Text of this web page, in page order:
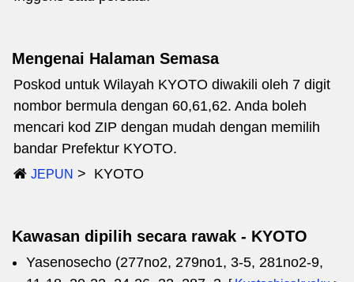
Mengenai Halaman Semasa
Poskod untuk Wilayah KYOTO diwakili oleh 7 digit
nombor bermula dengan 60,61,62. Anda boleh
mencari kod ZIP dengan mudah dengan memilih
bandar Prefektur KYOTO.
JEPUN KYOTO
Kawasan dipilih secara rawak - KYOTO
Yasenosecho (277no2, 279no1, 3-5, 281no2-9,